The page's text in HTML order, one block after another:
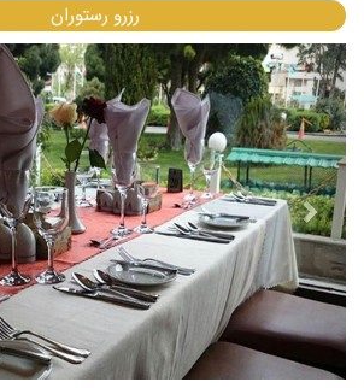
رزرو رستوران
Next